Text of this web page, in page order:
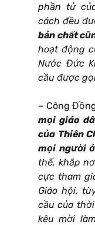
phần tử
cách đều
bản chất
hoạt động
Nước Đức
cầu được gọi
– Công
mọi giáo
của Thiên
mọi người
thế, khắp
cực tham
Giáo hội,
cầu của
kêu mời